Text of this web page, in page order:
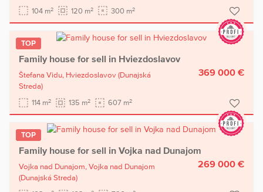
104 m2 120 m2 300 m2
TOP
Family house for sell in Hviezdoslavov
Štefana Vidu, Hviezdoslavov (Dunajská
Streda)
114 m2 135 m2 607 m2
369 000 €
TOP
Family house for sell in Vojka nad Dunajom
Vojka nad Dunajom, Vojka nad Dunajom
(Dunajská Streda)
269 000 €